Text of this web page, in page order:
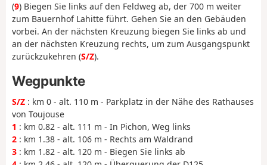
(9) Biegen Sie links auf den Feldweg ab, der 700 m weiter
zum Bauernhof Lahitte führt. Gehen Sie an den Gebäuden
vorbei. An der nächsten Kreuzung biegen Sie links ab und
an der nächsten Kreuzung rechts, um zum Ausgangspunkt
zurückzukehren (S/Z).
Wegpunkte
S/Z : km 0 - alt. 110 m - Parkplatz in der Nähe des Rathauses
von Toujouse
1 : km 0.82 - alt. 111 m - In Pichon, Weg links
2 : km 1.38 - alt. 106 m - Rechts am Waldrand
3 : km 1.82 - alt. 120 m - Biegen Sie links ab